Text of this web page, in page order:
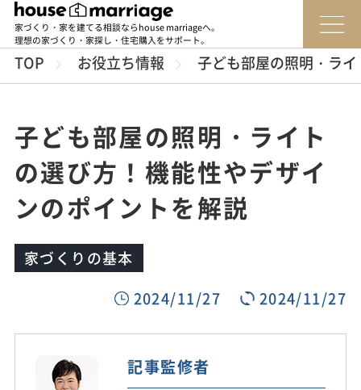
家づくり・家を建てる相談ならhouse marriageへ。
理想の家づくり・家探し・住宅購入をサポート。
TOP お役立ち情報 子ども部屋の照明・ラ
子ども部屋の照明・ライト
の選び方！機能性やデザイ
ンのポイントを解説
家づくりの基本
2024/11/27
2024/11/27
記事監修者